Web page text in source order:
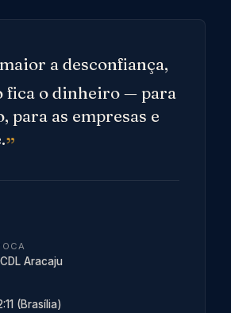
a desconfiança,
fica o dinheiro — para
para as empresas e
Aracaju
(Brasília)